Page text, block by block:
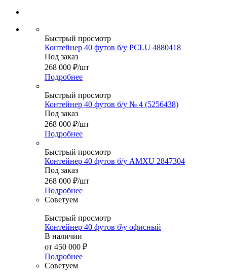
Быстрый просмотр
Контейнер 40 футов б/у PCLU 4880418
Под заказ
268 000 ₽/шт
Подробнее
Быстрый просмотр
Контейнер 40 футов б/у № 4 (5256438)
Под заказ
268 000 ₽/шт
Подробнее
Быстрый просмотр
Контейнер 40 футов б/у AMXU 2847304
Под заказ
268 000 ₽/шт
Подробнее
Советуем
Быстрый просмотр
Контейнер 40 футов б\у офисный
В наличии
от 450 000 ₽
Подробнее
Советуем